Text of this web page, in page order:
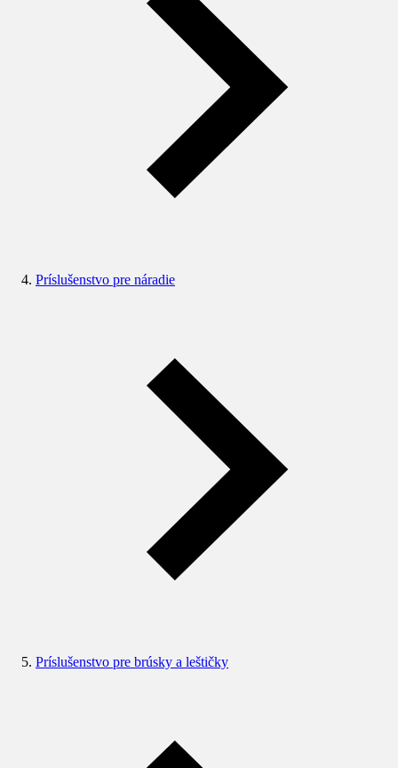
Príslušenstvo pre náradie
Príslušenstvo pre brúsky a leštičky